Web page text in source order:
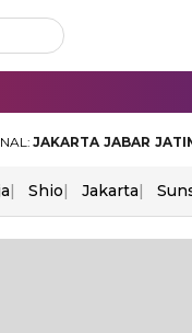
JAKARTA JABAR
Shio Jakarta